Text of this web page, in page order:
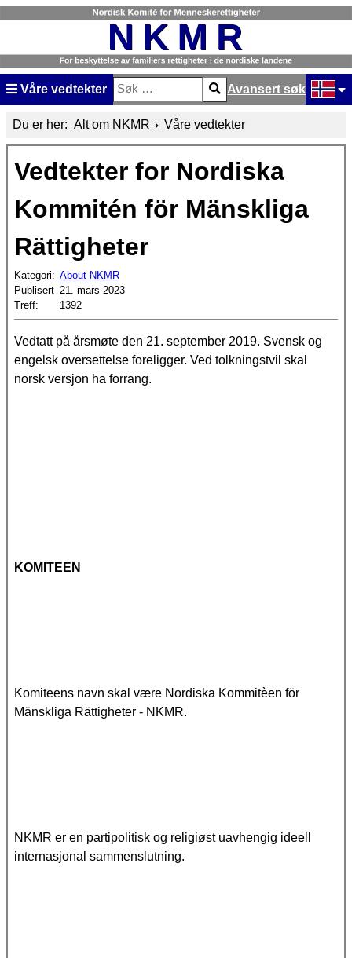
Våre vedtekter
Søk
Type 2 or more characters for results.
Avansert søk
Du er her: Alt om NKMR Våre vedtekter
Vedtekter for Nordiska
Kommitén för Mänskliga
Rättigheter
Kategori: About NKMR
Publisert 21. mars 2023
Treff:
1392
Vedtatt på årsmøte den 21. september 2019. Svensk og
engelsk oversettelse foreligger. Ved tolkningstvil skal
norsk versjon ha forrang.
KOMITEEN
Komiteens navn skal være Nordiska Kommitèen för
Mänskliga Rättigheter - NKMR.
NKMR er en partipolitisk og religiøst uavhengig ideell
internasjonal sammenslutning.